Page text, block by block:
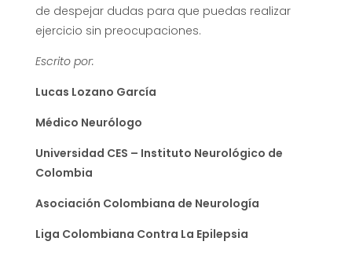
de despejar dudas para que puedas realizar
ejercicio sin preocupaciones.
Escrito por:
Lucas Lozano García
Médico Neurólogo
Universidad CES – Instituto Neurológico de
Colombia
Asociación Colombiana de Neurología
Liga Colombiana Contra La Epilepsia